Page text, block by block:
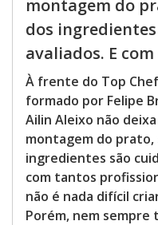
montagem do
dos
avaliados. E
À frente do Top
formado por Felipe
Ailin Aleixo não
montagem do prato,
ingredientes são
com tantos
não é nada difícil
Porém, nem sempre